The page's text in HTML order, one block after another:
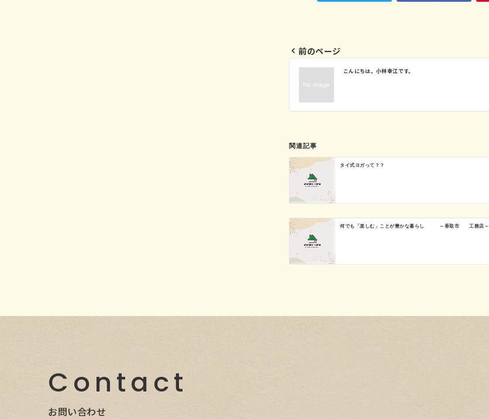
投
稿
ナ
ビ
ゲ
ー
シ
前のページ
こんにちは。小林幸江です。
関連記事
タイ式ヨガって？？
何でも「楽しむ」ことが豊かな暮らし ～香取市 工務店～
Contact
お問い合わせ